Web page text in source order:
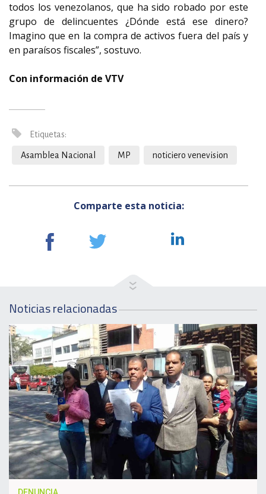
todos los venezolanos, que ha sido robado por este
grupo de delincuentes ¿Dónde está ese dinero?
Imagino que en la compra de activos fuera del país y
en paraísos fiscales”, sostuvo.
Con información de VTV
Etiquetas:
Asamblea Nacional MP noticiero venevision
Comparte esta noticia:
Noticias relacionadas